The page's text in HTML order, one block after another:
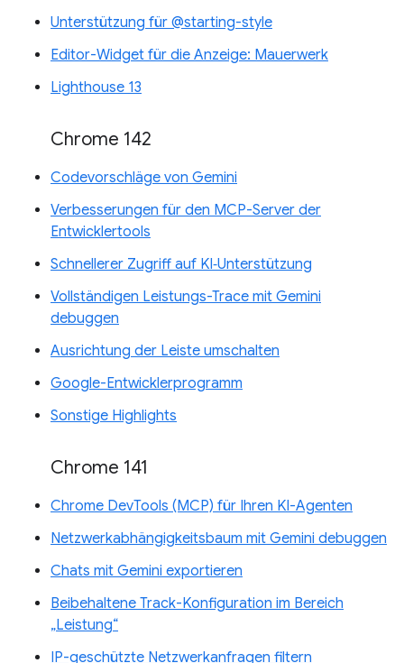
Unterstützung für @starting-style
Editor-Widget für die Anzeige: Mauerwerk
Lighthouse 13
Chrome 142
Codevorschläge von Gemini
Verbesserungen für den MCP-Server der
Entwicklertools
Schnellerer Zugriff auf KI‑Unterstützung
Vollständigen Leistungs-Trace mit Gemini
debuggen
Ausrichtung der Leiste umschalten
Google-Entwicklerprogramm
Sonstige Highlights
Chrome 141
Chrome DevTools (MCP) für Ihren KI-Agenten
Netzwerkabhängigkeitsbaum mit Gemini debuggen
Chats mit Gemini exportieren
Beibehaltene Track-Konfiguration im Bereich
„Leistung“
IP-geschützte Netzwerkanfragen filtern